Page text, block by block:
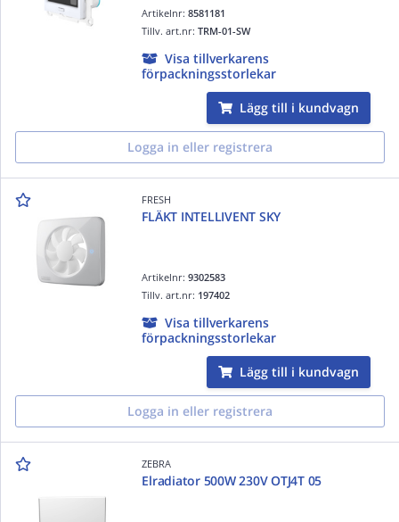
Artikelnr:8581181
Tillv. art.nr:TRM-01-SW
Visa tillverkarens
förpackningsstorlekar
Lägg till i kundvagn
Logga in eller registrera
FRESH
FLÄKT INTELLIVENT SKY
Artikelnr:9302583
Tillv. art.nr: 197402
Visa tillverkarens
förpackningsstorlekar
Lägg till i kundvagn
Logga in eller registrera
ZEBRA
Elradiator 500W 230V OTJ4T 05